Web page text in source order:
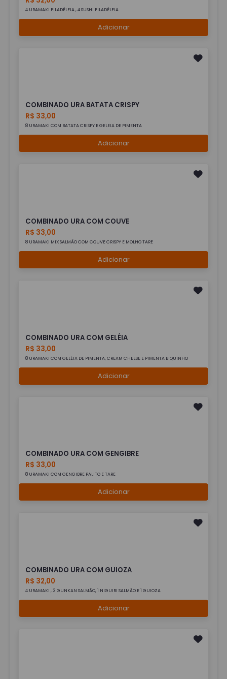
4 URAMAKI FILADÉLFIA , 4 SUSHI FILADÉLFIA
Adicionar
COMBINADO URA BATATA CRISPY
R$ 33,00
8 URAMAKI COM BATATA CRISPY E GELEIA DE PIMENTA
Adicionar
COMBINADO URA COM COUVE
R$ 33,00
8 URAMAKI MIX SALMÃO COM COUVE CRISPY E MOLHO TARE
Adicionar
COMBINADO URA COM GELÉIA
R$ 33,00
8 URAMAKI COM GELÉIA DE PIMENTA, CREAM CHEESE E PIMENTA BIQUINHO
Adicionar
COMBINADO URA COM GENGIBRE
R$ 33,00
8 URAMAKI COM GENGIBRE PALITO E TARE
Adicionar
COMBINADO URA COM GUIOZA
R$ 32,00
4 URAMAKI , 3 GUNKAN SALMÃO, 1 NIGUIRI SALMÃO E 1 GUIOZA
Adicionar